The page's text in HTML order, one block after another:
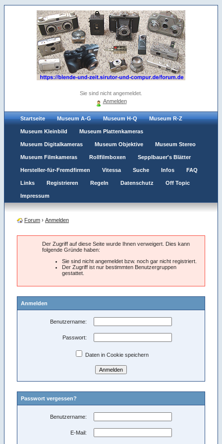
Sie sind nicht angemeldet.
Anmelden
Startseite Museum A-G Museum H-Q Museum R-Z
Museum Kleinbild Museum Plattenkameras
Museum Digitalkameras Museum Objektive Museum Stereo
Museum Filmkameras Rollfilmboxen Sepplbauer's Blätter
Hersteller-für-Fremdfirmen Vitessa Suche Infos FAQ
Links Registrieren Regeln Datenschutz Off Topic
Impressum
Forum › Anmelden
Der Zugriff auf diese Seite wurde Ihnen verweigert. Dies kann
folgende Gründe haben:
Sie sind nicht angemeldet bzw. noch gar nicht registriert.
Der Zugriff ist nur bestimmten Benutzergruppen
gestattet.
Anmelden
Benutzername:
Passwort:
Daten in Cookie speichern
Passwort vergessen?
Benutzername:
E-Mail: